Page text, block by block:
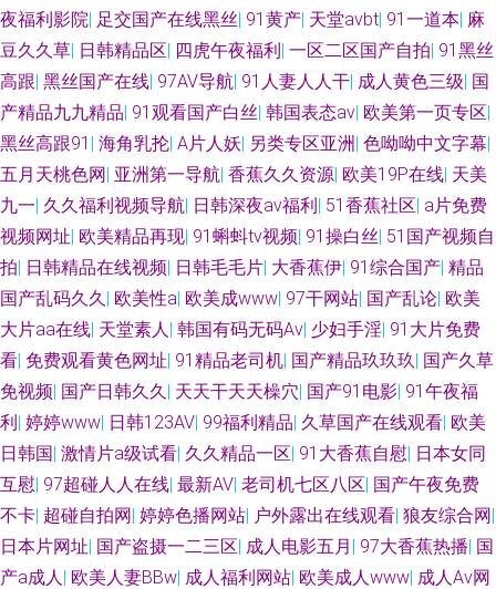
夜福利影院| 足交国产在线黑丝| 91黄产| 天堂avbt| 91一道本| 麻
豆久久草| 日韩精品区| 四虎午夜福利| 一区二区国产自拍| 91黑丝
高跟| 黑丝国产在线| 97AV导航| 91人妻人人干| 成人黄色三级| 国
产精品九九精品| 91观看国产白丝| 韩国表态av| 欧美第一页专区|
黑丝高跟91 | 海角乳抡| A片人妖| 另类专区亚洲 | 色呦呦中文字幕|
五月天桃色网| 亚洲第一导航| 香蕉久久资源| 欧美19P在线| 天美
九一| 久久福利视频导航| 日韩深夜av福利| 51香蕉社区| a片免费
视频网址| 欧美精品再现| 91蝌蚪tv视频| 91操白丝| 51国产视频自
拍| 日韩精品在线视频| 日韩毛毛片| 大香蕉伊| 91综合国产| 精品
国产乱码久久| 欧美性a| 欧美成www| 97干网站| 国产乱论| 欧美
大片aa在线| 天堂素人| 韩国有码无码Av| 少妇手淫| 91大片免费
看| 免费观看黄色网址| 91精品老司机| 国产精品玖玖玖| 国产久草
免视频| 国产日韩久久| 天天干天天橾穴| 国产91电影| 91午夜福
利| 婷婷www| 日韩123AV| 99福利精品| 久草国产在线观看| 欧美
日韩国| 激情片a级试看| 久久精品一区| 91大香蕉自慰| 日本女同
互慰| 97超碰人人在线| 最新AV| 老司机七区八区| 国产午夜免费
不卡| 超碰自拍网| 婷婷色播网站| 户外露出在线观看| 狼友综合网|
日本片网址| 国产盗摄一二三区| 成人电影五月 | 97大香蕉热播| 国
产a成人| 欧美人妻BBw| 成人福利网站| 欧美成人www| 成人Aⅴ网